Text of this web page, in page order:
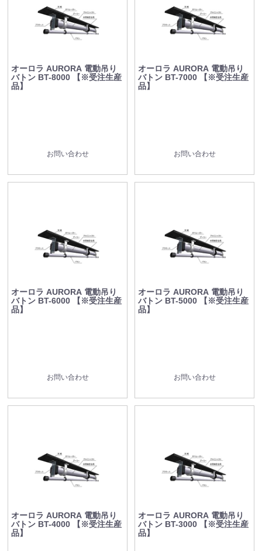
オーロラ AURORA 電動吊り
バトン BT-8000 【※受注生産
品】
お問い合わせ
オーロラ AURORA 電動吊り
バトン BT-7000 【※受注生産
品】
お問い合わせ
オーロラ AURORA 電動吊り
バトン BT-6000 【※受注生産
品】
お問い合わせ
オーロラ AURORA 電動吊り
バトン BT-5000 【※受注生産
品】
お問い合わせ
オーロラ AURORA 電動吊り
バトン BT-4000 【※受注生産
品】
オーロラ AURORA 電動吊り
バトン BT-3000 【※受注生産
品】